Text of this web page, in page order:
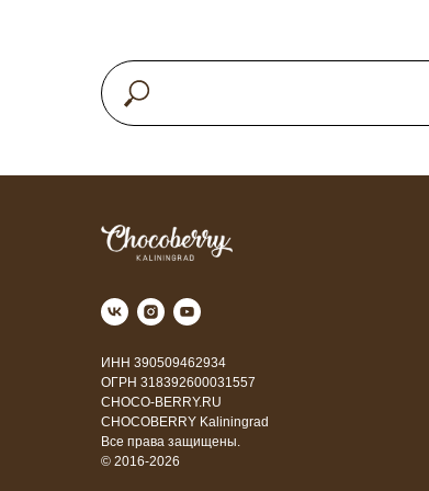
ИНН 390509462934
ОГРН 318392600031557
CHOCO-BERRY.RU
CHOCOBERRY Kaliningrad
Все права защищены.
© 2016-2026